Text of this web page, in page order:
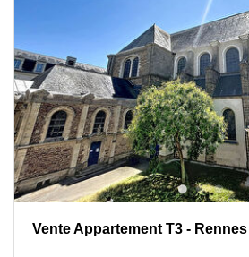
Vente Appartement T3 - Rennes